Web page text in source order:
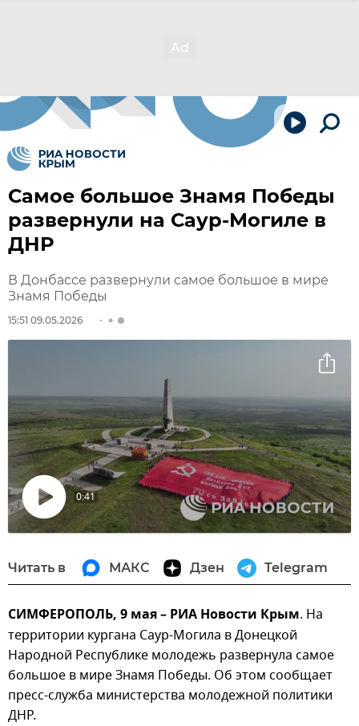
Самое большое Знамя Победы
развернули на Саур-Могиле в
ДНР
В Донбассе развернули самое большое в мире
Знамя Победы
15:51 09.05.2026
Воспроизвести
0:41
Читать в МАКС Дзен Telegram
СИМФЕРОПОЛЬ, 9 мая – РИА Новости Крым. На
территории кургана Саур-Могила в Донецкой
Народной Республике молодежь развернула самое
большое в мире Знамя Победы. Об этом сообщает
пресс-служба министерства молодежной политики
ДНР.